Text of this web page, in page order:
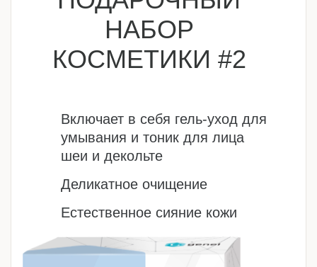
НАБОР
КОСМЕТИКИ #2
Включает в себя гель-уход для
умывания и тоник для лица
шеи и декольте
Деликатное очищение
Естественное сияние кожи